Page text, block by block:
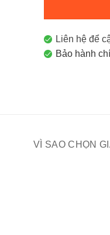
Liên hệ để
Bảo hành
VÌ SAO CHỌN